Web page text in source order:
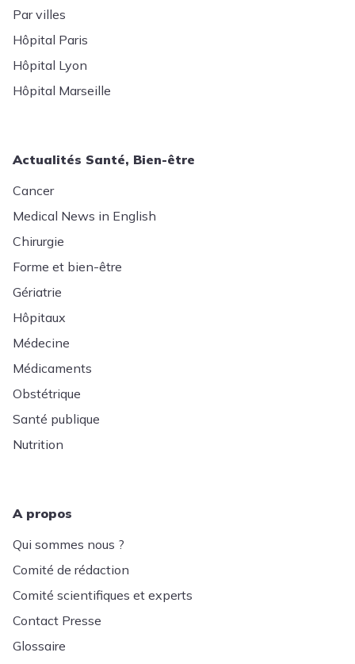
Par villes
Hôpital Paris
Hôpital Lyon
Hôpital Marseille
Actualités Santé, Bien-être
Cancer
Medical News in English
Chirurgie
Forme et bien-être
Gériatrie
Hôpitaux
Médecine
Médicaments
Obstétrique
Santé publique
Nutrition
A propos
Qui sommes nous ?
Comité de rédaction
Comité scientifiques et experts
Contact Presse
Glossaire